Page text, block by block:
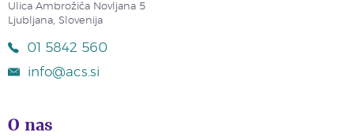
Ulica Ambrožiča Novljana 5
Ljubljana, Slovenija
01 5842 560
info@acs.si
O nas